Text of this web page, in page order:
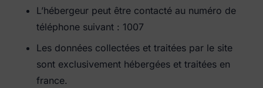
L’hébergeur peut être contacté au numéro de
téléphone suivant : 1007
Les données collectées et traitées par le site
sont exclusivement hébergées et traitées en
france.